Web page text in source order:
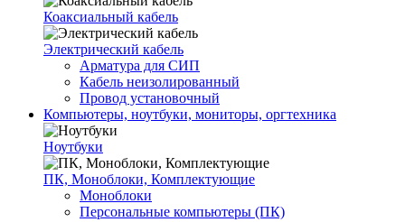
Коаксиальный кабель
Электрический кабель
Арматура для СИП
Кабель неизолированный
Провод установочный
Компьютеры, ноутбуки, мониторы, оргтехника
Ноутбуки
ПК, Моноблоки, Комплектующие
Моноблоки
Персональные компьютеры (ПК)